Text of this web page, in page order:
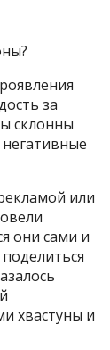
за
склонны
или
они сами и
хвастуны и